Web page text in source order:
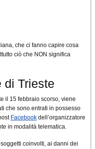
che ci fanno capire cosa
ciò che NON significa
di Trieste
il 15 febbraio scorso, viene
che sono entrati in possesso
Facebook dell’organizzatore
in modalità telematica.
coinvolti, ai danni dei